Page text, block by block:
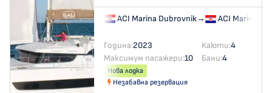
ACI Marina Dubrovnik→ ACI Marina
Година:2023 Каюти:4
Максимум пасажери:10 Бани:4
Нова лодка
Незабавна резервация